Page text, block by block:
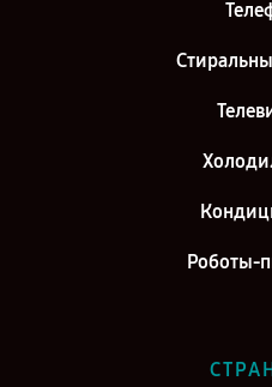
Ремонт телевизора
Роботы-